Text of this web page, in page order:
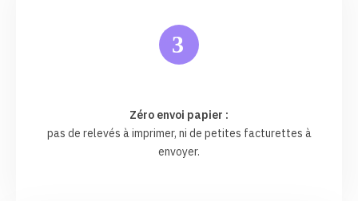
3
Zéro envoi papier :
pas de relevés à imprimer, ni de petites facturettes à
envoyer.